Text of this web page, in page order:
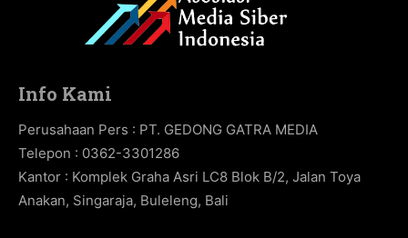
Info Kami
Perusahaan Pers : PT. GEDONG GATRA MEDIA
Telepon : 0362-3301286
Kantor : Komplek Graha Asri LC8 Blok B/2, Jalan Toya
Anakan, Singaraja, Buleleng, Bali